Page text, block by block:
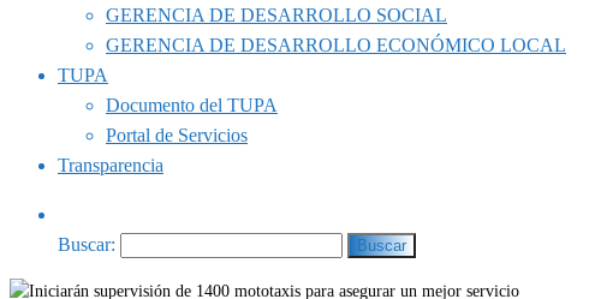
GERENCIA DE DESARROLLO SOCIAL
GERENCIA DE DESARROLLO ECONÓMICO LOCAL
TUPA
Documento del TUPA
Portal de Servicios
Transparencia
Buscar: